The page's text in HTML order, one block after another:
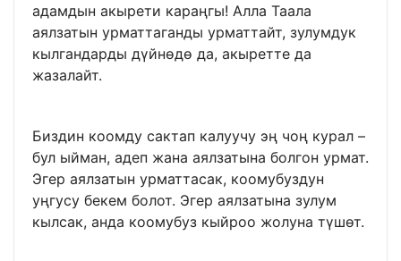
адамдын акырети караңгы! Алла Таала
аялзатын урматтаганды урматтайт, зулумдук
кылгандарды дүйнөдө да, акыретте да
жазалайт.
Биздин коомду сактап калуучу эң чоң курал –
бул ыйман, адеп жана аялзатына болгон урмат.
Эгер аялзатын урматтасак, коомубуздун
уңгусу бекем болот. Эгер аялзатына зулум
кылсак, анда коомубуз кыйроо жолуна түшөт.